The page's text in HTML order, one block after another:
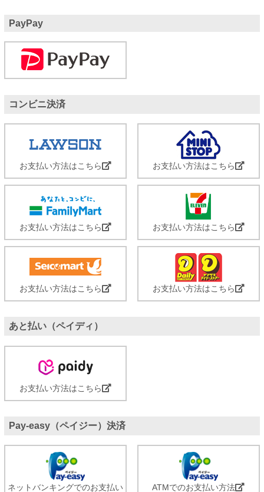
PayPay
コンビニ決済
お支払い方法はこちら お支払い方法はこちら
お支払い方法はこちら お支払い方法はこちら
お支払い方法はこちら お支払い方法はこちら
あと払い（ペイディ）
お支払い方法はこちら
Pay-easy（ペイジー）決済
ネットバンキングでのお支払い
ATMでのお支払い方法